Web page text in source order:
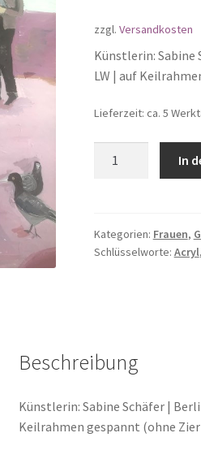
zzgl. Versandkosten
Künstlerin: Sabine
LW | auf
Lieferzeit: ca. 5
In
Kategorien: Frauen,
Schlüsselworte: Acryl,
Beschreibung
Künstlerin: Sabine Schäfer |
Keilrahmen gespannt (ohne